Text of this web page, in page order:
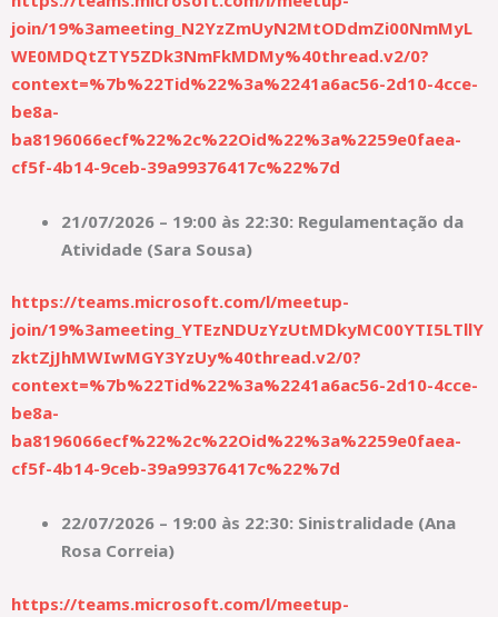
join/19%3ameeting_N2YzZmUyN2MtODdmZi00NmMyL
WE0MDQtZTY5ZDk3NmFkMDMy%40thread.v2/0?
context=%7b%22Tid%22%3a%2241a6ac56-2d10-4cce-
be8a-
ba8196066ecf%22%2c%22Oid%22%3a%2259e0faea-
cf5f-4b14-9ceb-39a99376417c%22%7d
21/07/2026 – 19:00 às 22:30: Regulamentação da
Atividade (Sara Sousa)
https://teams.microsoft.com/l/meetup-
join/19%3ameeting_YTEzNDUzYzUtMDkyMC00YTI5LTllY
zktZjJhMWIwMGY3YzUy%40thread.v2/0?
context=%7b%22Tid%22%3a%2241a6ac56-2d10-4cce-
be8a-
ba8196066ecf%22%2c%22Oid%22%3a%2259e0faea-
cf5f-4b14-9ceb-39a99376417c%22%7d
22/07/2026 – 19:00 às 22:30: Sinistralidade (Ana
Rosa Correia)
https://teams.microsoft.com/l/meetup-